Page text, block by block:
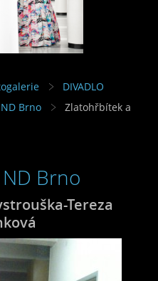
DIVADLO
Brno
Zlatohřbítek a
Brno
Tereza